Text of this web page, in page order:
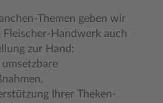
Themen geben wir
Fleischer-Handwerk auch
zur Hand:
Ihrer Theken-